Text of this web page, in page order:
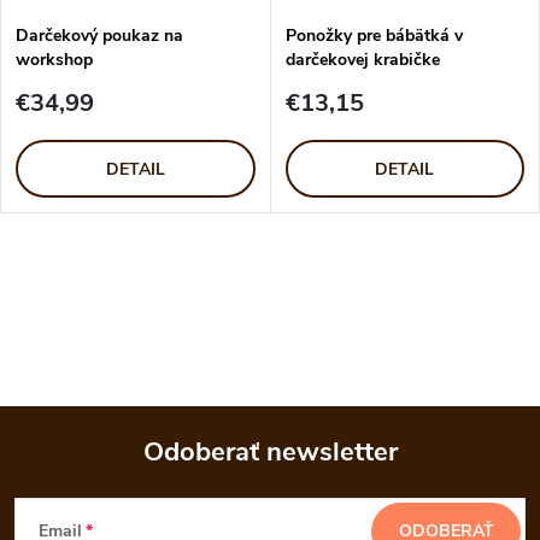
Darčekový poukaz na
workshop
€34,99
DETAIL
Ponožky pre bábätká v
darčekovej krabičke
€13,15
DETAIL
Z
Odoberať newsletter
Email ODOBERAŤ